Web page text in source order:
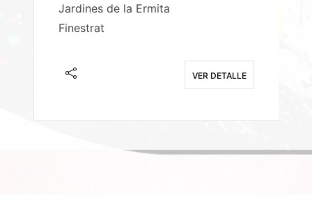
Jardines de la Ermita
Finestrat
VER DETALLE